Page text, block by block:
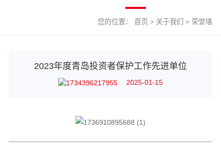
您的位置：首页 > 关于我们 > 荣誉墙
2023年度青岛投资者保护工作先进单位
2025-01-15